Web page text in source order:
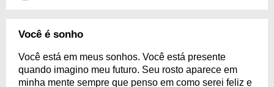
Você é sonho
Você está em meus sonhos. Você está presente
quando imagino meu futuro. Seu rosto aparece em
minha mente sempre que penso em como serei feliz e